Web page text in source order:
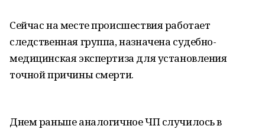
Сейчас на месте происшествия работает
следственная группа, назначена судебно-
медицинская экспертиза для установления
точной причины смерти.
Днем раньше аналогичное ЧП случилось в